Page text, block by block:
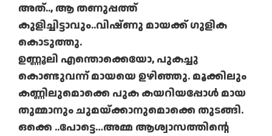
അത്.., ആ തണുപ്പത്ത്
കുളിച്ചിട്ടാവും..വിഷ്ണു മായക്ക് ഗുളിക
കൊടുത്തു.
ഉണ്ണൂലി എന്തൊക്കെയോ, പുകച്ചു
കൊണ്ടുവന്ന് മായയെ ഉഴിഞ്ഞു. മൂക്കിലും
കണ്ണിലുമൊക്കെ പുക കയറിയപ്പോൾ മായ
തുമ്മാനും ചുമയ്ക്കാനുമൊക്കെ തുടങ്ങി.
ഒക്കെ ..പോട്ടെ…അമ്മ ആശ്വാസത്തിന്റെ